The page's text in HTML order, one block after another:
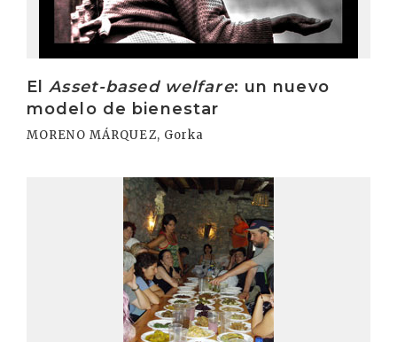
ElAsset-based welfare: un nuevo
modelo de bienestar
MORENO MÁRQUEZ, Gorka